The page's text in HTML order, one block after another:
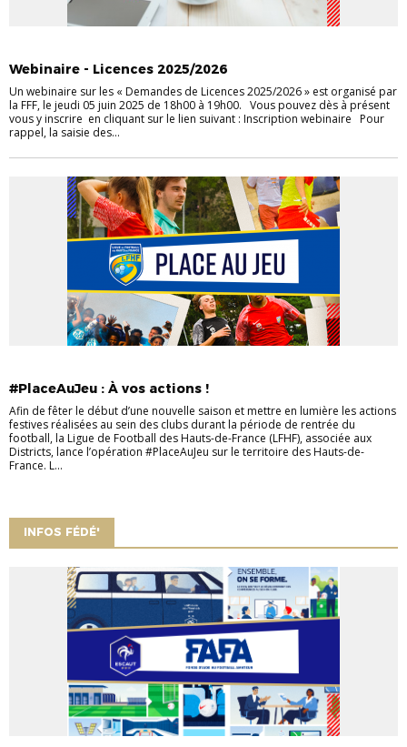
Webinaire - Licences 2025/2026
Un webinaire sur les « Demandes de Licences 2025/2026 » est organisé par
la FFF, le jeudi 05 juin 2025 de 18h00 à 19h00. Vous pouvez dès à présent
vous y inscrire en cliquant sur le lien suivant : Inscription webinaire Pour
rappel, la saisie des...
#PlaceAuJeu : À vos actions !
Afin de fêter le début d’une nouvelle saison et mettre en lumière les actions
festives réalisées au sein des clubs durant la période de rentrée du
football, la Ligue de Football des Hauts-de-France (LFHF), associée aux
Districts, lance l’opération #PlaceAuJeu sur le territoire des Hauts-de-
France. L...
INFOS FÉDÉ'